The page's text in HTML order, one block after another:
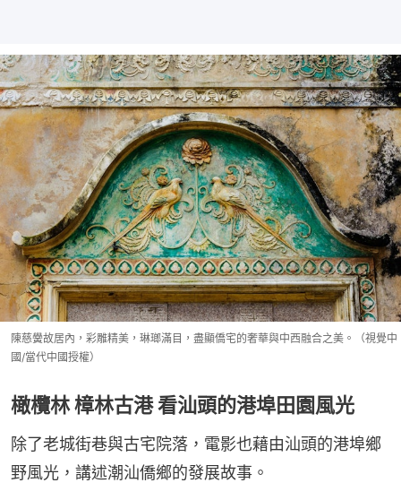
陳慈黌故居內，彩雕精美，琳瑯滿目，盡顯僑宅的奢華與中西融合之美。（視覺中
國/當代中國授權）
橄欖林 樟林古港 看汕頭的港埠田園風光
除了老城街巷與古宅院落，電影也藉由汕頭的港埠鄉
野風光，講述潮汕僑鄉的發展故事。